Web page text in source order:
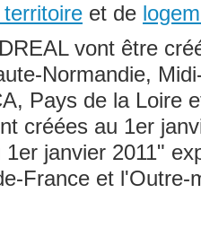
et de
vont être
Normandie,
Pays de la Loire
créées au 1er
janvier 2011"
France et l'Outre-